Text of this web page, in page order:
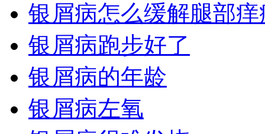
银屑病怎么缓解腿部痒
银屑病跑步好了
银屑病的年龄
银屑病左氧